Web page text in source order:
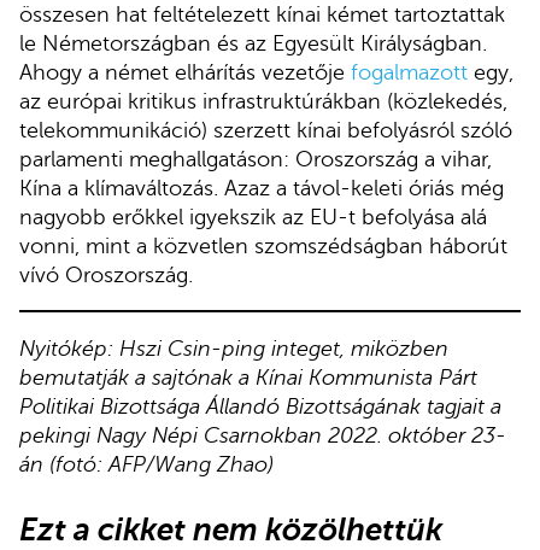
összesen hat feltételezett kínai kémet tartoztattak
le Németországban és az Egyesült Királyságban.
Ahogy a német elhárítás vezetője fogalmazott egy,
az európai kritikus infrastruktúrákban (közlekedés,
telekommunikáció) szerzett kínai befolyásról szóló
parlamenti meghallgatáson: Oroszország a vihar,
Kína a klímaváltozás. Azaz a távol-keleti óriás még
nagyobb erőkkel igyekszik az EU-t befolyása alá
vonni, mint a közvetlen szomszédságban háborút
vívó Oroszország.
Nyitókép: Hszi Csin-ping integet, miközben
bemutatják a sajtónak a Kínai Kommunista Párt
Politikai Bizottsága Állandó Bizottságának tagjait a
pekingi Nagy Népi Csarnokban 2022. október 23-
án (fotó: AFP/Wang Zhao)
Ezt a cikket nem közölhettük